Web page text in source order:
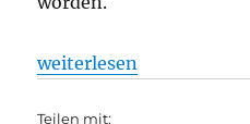
„zu Fuß mobil:
weiterlesen
Teilen mit: